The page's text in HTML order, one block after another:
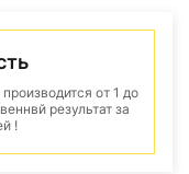
от 1 до
результат за
!